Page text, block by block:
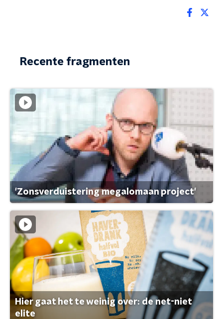
Recente fragmenten
'Zonsverduistering megalomaan project'
Hier gaat het te weinig over: de net-niet
elite